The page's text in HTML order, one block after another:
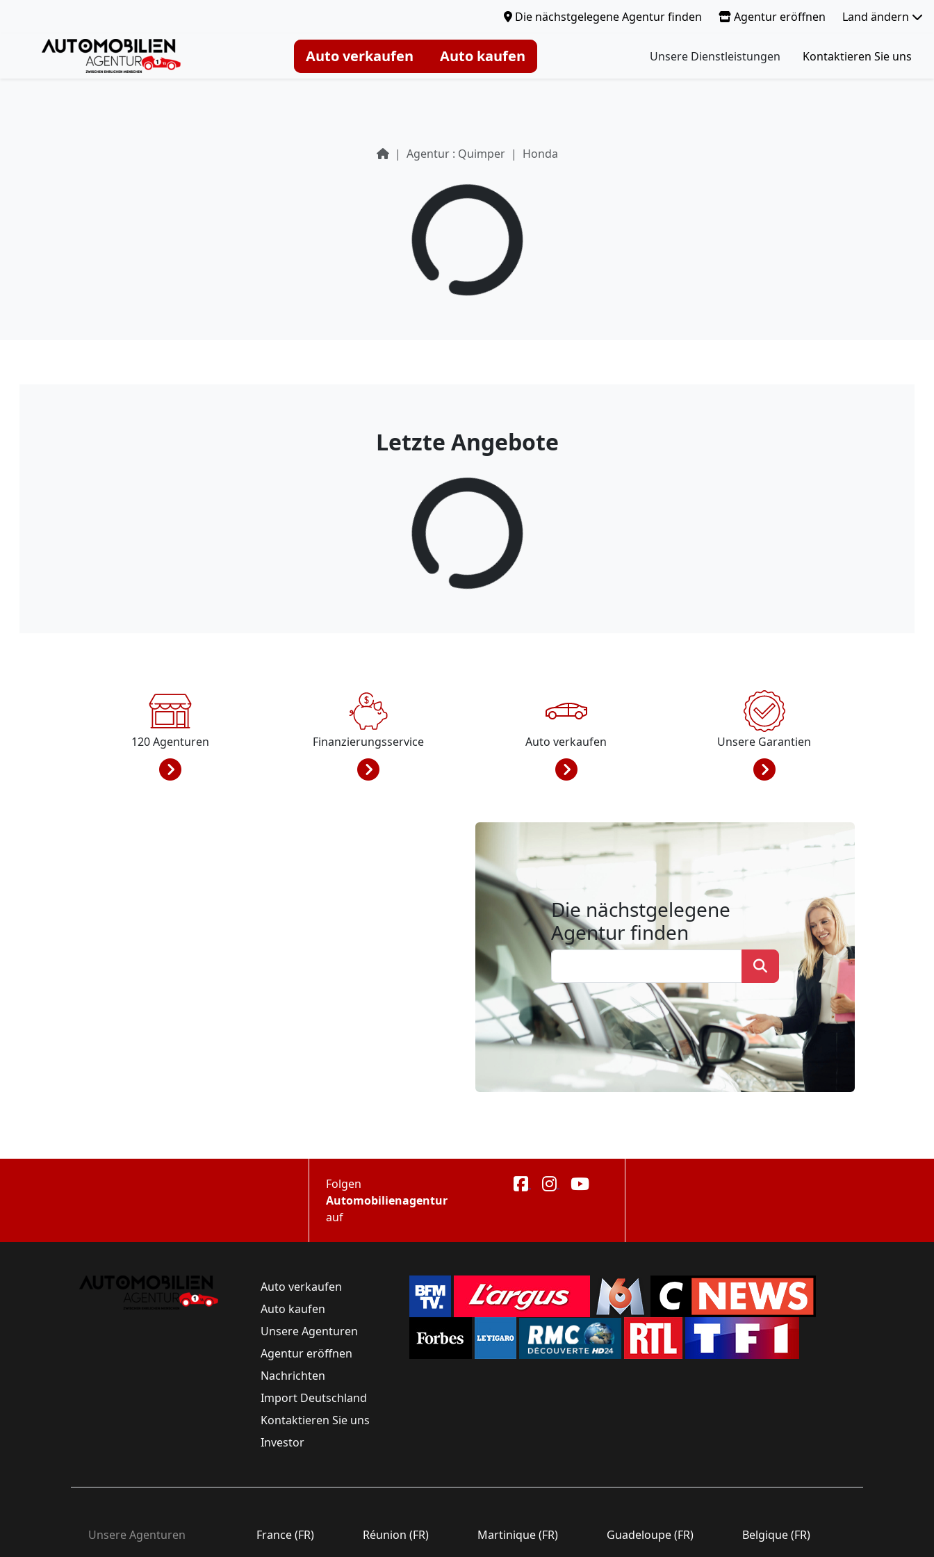
Die nächstgelegene Agentur finden Agentur eröffnen Land ändern
Auto verkaufen Auto kaufen Unsere Dienstleistungen Kontaktieren Sie uns
Agentur : Quimper Honda
Letzte Angebote
120Agenturen Finanzierungsservice Auto verkaufen Unsere Garantien
Die nächstgelegene
Agentur finden
Folgen
Automobilienagentur
auf
Auto verkaufen
Auto kaufen
Unsere Agenturen
Agentur eröffnen
Nachrichten
Import Deutschland
Kontaktieren Sie uns
Investor
Unsere Agenturen France (FR) Réunion (FR) Martinique (FR) Guadeloupe (FR)
Belgique (FR)